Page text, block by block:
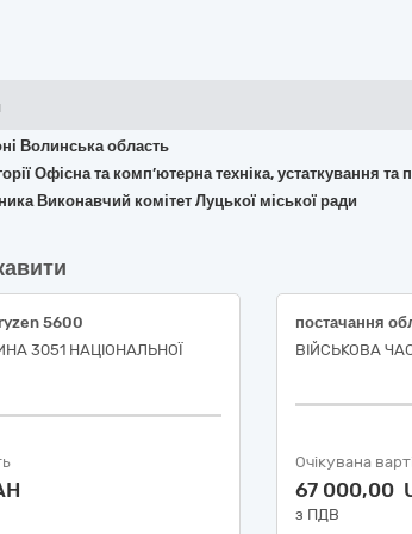
Волинська область
Офісна та комп’ютерна техніка, устаткування
Виконавчий комітет Луцької міської ради
5600
3051 НАЦІОНАЛЬНОЇ
ВІЙСЬКОВА
Очікувана
67 000,00
з ПДВ